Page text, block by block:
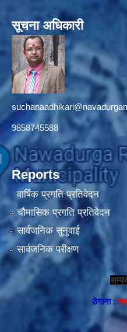
सूचना अधिकारी
9858745588
Reports
वार्षिक प्रगति प्रतिवेदन
चौमासिक प्रगति प्रतिवेदन
सार्वजनिक सुनुवाई
सार्वजनिक परीक्षण
ठेगाना :